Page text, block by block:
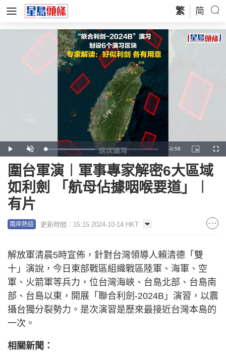
繁 简
Play Unmute Loaded:
43.81%
Remaining
Time
-0:58
Picture-
in-
圍台軍演︱軍事專家解密6大區域
如利劍 「航母佔據咽喉要道」︱
有片
兩岸熱話 更新時間：15:15 2024-10-14 HKT
解放軍清晨5時宣佈，針對台灣領導人賴清德「雙
十」演說，今日東部戰區組織戰區陸軍、海軍、空
軍、火箭軍等兵力，位台灣海峽、台島北部、台島南
部、台島以東，開展「聯合利劍-2024B」演習，以震
攝台獨分裂勢力。是次演習是歷來最接近台灣本島的
一次。
相關新聞：